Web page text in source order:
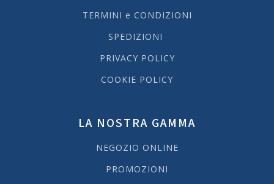
TERMINI e CONDIZIONI
SPEDIZIONI
PRIVACY POLICY
COOKIE POLICY
LA NOSTRA GAMMA
NEGOZIO ONLINE
PROMOZIONI